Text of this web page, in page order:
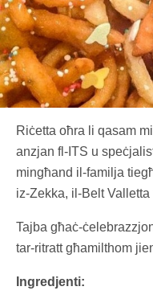
Riċetta oħra li qasam
anzjan fl-ITS u
mingħand il-familja
iz-Zekka, il-Belt
Tajba għaċ-
tar-ritratt għamilthom
Ingredjenti: